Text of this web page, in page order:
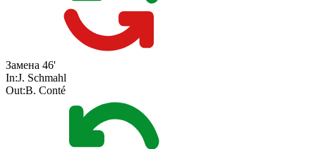
Замена 46'
In:J. Schmahl
Out:B. Conté